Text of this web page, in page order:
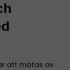
att mötas av